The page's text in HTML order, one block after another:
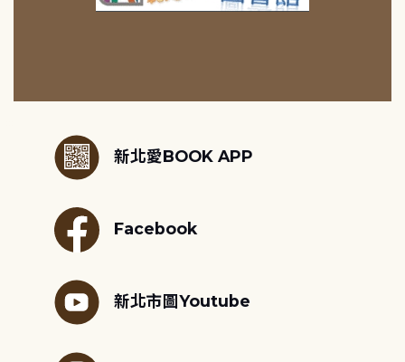
新北愛BOOK APP
Facebook
新北市圖Youtube